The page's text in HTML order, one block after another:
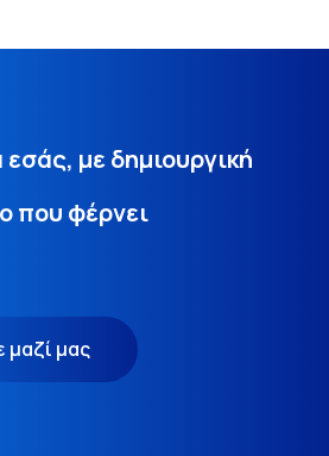
με δημιουργική
που φέρνει
μαζί μας